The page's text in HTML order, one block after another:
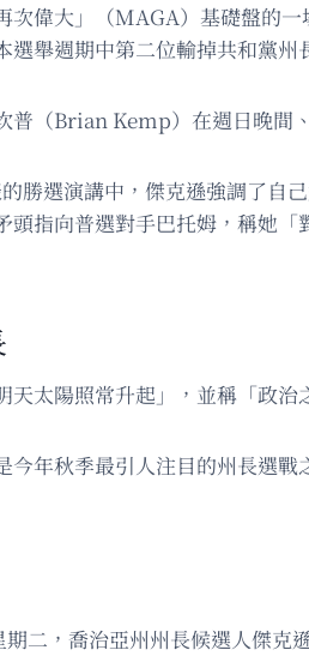
次偉大」（MAGA）基礎盤的
選舉週期中第二位輸掉共和黨州
普（Brian Kemp）在週日晚間
勝選演講中，傑克遜強調了自
頭指向普選對手巴托姆，稱她「
天太陽照常升起」，並稱「政
今年秋季最引人注目的州長選
二，喬治亞州州長候選人傑